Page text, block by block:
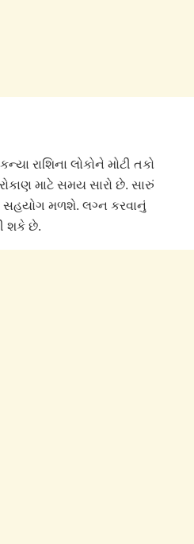
રાશિના લોકોને મોટી તકો
માટે સમય સારો છે. સારું
સહયોગ મળશે. લગ્ન કરવાનું
શકે છે.